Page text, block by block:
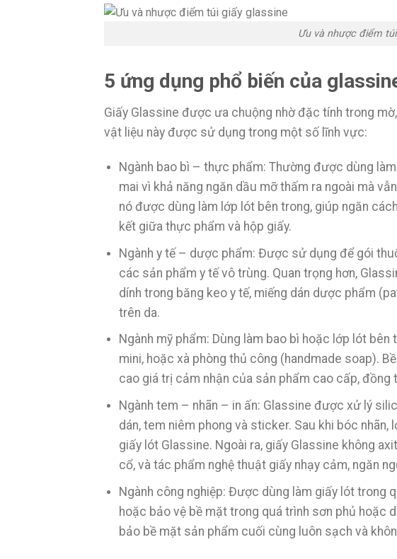
Ưu và nhược điểm
5 ứng dụng phổ biến của
Giấy Glassine được ưa chuộng nhờ đặc tính trong
vật liệu này được sử dụng trong một số lĩnh vực:
Ngành bao bì – thực phẩm: Thường được dùng
mai vì khả năng ngăn dầu mỡ thấm ra ngoài mà
nó được dùng làm lớp lót bên trong, giúp ngăn
kết giữa thực phẩm và hộp giấy.
Ngành y tế – dược phẩm: Được sử dụng để gói
các sản phẩm y tế vô trùng. Quan trọng hơn,
dính trong băng keo y tế, miếng dán dược phẩm
trên da.
Ngành mỹ phẩm: Dùng làm bao bì hoặc lớp lót
mini, hoặc xà phòng thủ công (handmade soap).
cao giá trị cảm nhận của sản phẩm cao cấp,
Ngành tem – nhãn – in ấn: Glassine được xử lý
dán, tem niêm phong và sticker. Sau khi bóc nhãn,
giấy lót Glassine. Ngoài ra, giấy Glassine không
cổ, và tác phẩm nghệ thuật giấy nhạy cảm, ngăn
Ngành công nghiệp: Được dùng làm giấy lót trong
hoặc bảo vệ bề mặt trong quá trình sơn phủ hoặc
bảo bề mặt sản phẩm cuối cùng luôn sạch và